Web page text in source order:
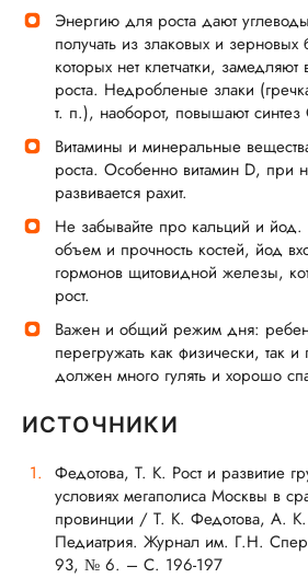
Энергию для роста дают
получать из злаковых и
которых нет клетчатки,
роста. Недробленые злаки
т. п.), наоборот, повышают синтез
Витамины и минеральные
роста. Особенно витамин D, при
развивается рахит.
Не забывайте про кальций и йод.
объем и прочность костей, йод
гормонов щитовидной железы,
рост.
Важен и общий режим дня:
перегружать как физически, так
должен много гулять и хорошо
ИСТОЧНИКИ
Федотова, Т. К. Рост и развитие
условиях мегаполиса Москвы в
провинции / Т. К. Федотова, А.
Педиатрия. Журнал им. Г.Н.
93, № 6. – С. 196-197